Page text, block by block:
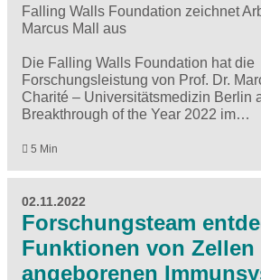
Falling Walls Foundation zeichnet
Marcus Mall aus
Die Falling Walls Foundation hat die
Forschungsleistung von Prof. Dr.
Charité – Universitätsmedizin Berlin
Breakthrough of the Year 2022 im…
5 Min
02.11.2022
Forschungsteam
Funktionen von Zellen
angeborenen